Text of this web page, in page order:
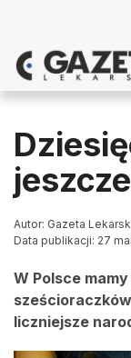
Autor: Gazeta
Data publikacji: 27
W Polsce
liczniejsze